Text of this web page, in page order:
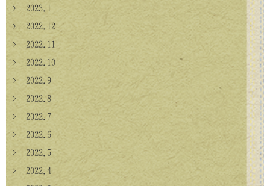
> 2023.1
> 2022.12
> 2022.11
> 2022.10
> 2022.9
> 2022.8
> 2022.7
> 2022.6
> 2022.5
> 2022.4